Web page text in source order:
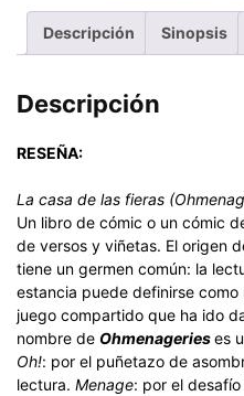
Descripción Sinopsis
Descripción
RESEÑA:
La casa de las fieras
Un libro de cómic o un cómic
de versos y viñetas. El origen
tiene un germen común: la
estancia puede definirse como
juego compartido que ha ido
nombre de Ohmenagerieses
Oh!: por el puñetazo de
lectura. Menage: por el